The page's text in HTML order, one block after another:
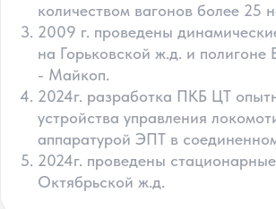
количеством вагонов более 25
2009 г. проведены
на Горьковской ж.д. и полигоне
- Майкоп.
2024г. разработка ПКБ ЦТ
устройства управления
аппаратурой ЭПТ в
2024г. проведены
Октябрьской ж.д.